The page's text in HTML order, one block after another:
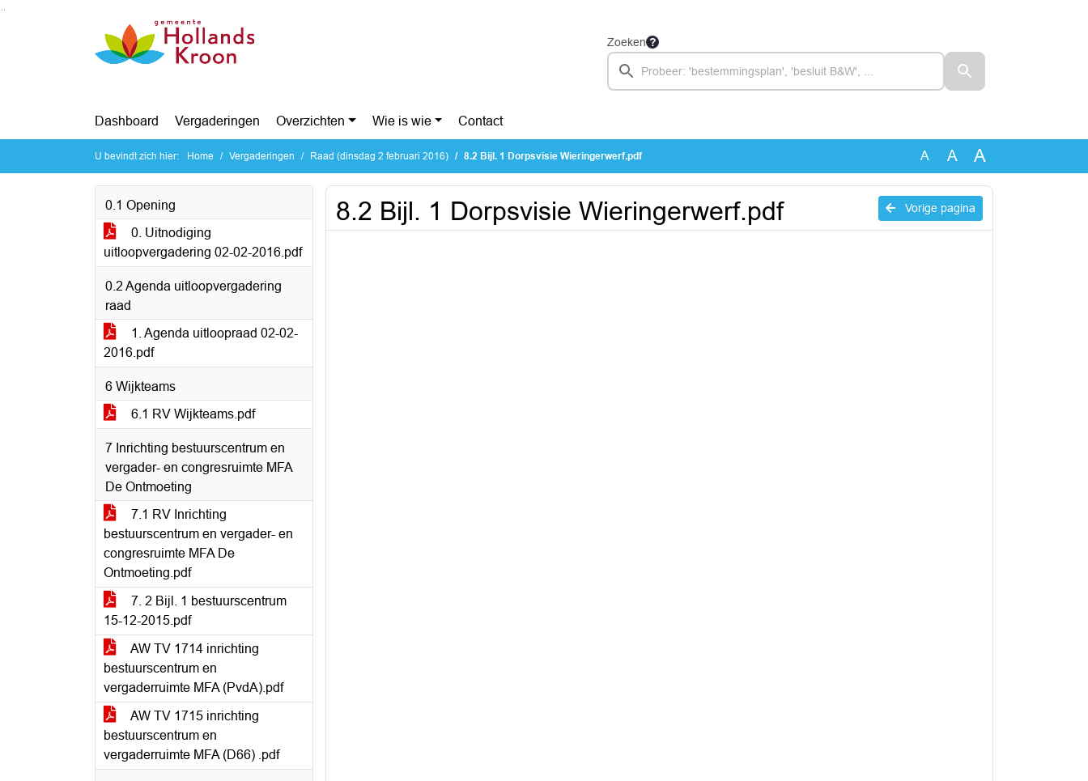
Ga naar de inhoud van deze pagina
Zoeken
Dashboard Vergaderingen Overzichten Wie is wie Contact
U bevindt zich hier: Home Vergaderingen Raad (dinsdag 2 februari 2016) 8.2 Bijl. 1 Dorpsvisie Wieringerwerf.pdf A A A
0.1 Opening
0. Uitnodiging
uitloopvergadering 02-02-2016.pdf
0.2 Agenda uitloopvergadering
raad
1. Agenda uitloopraad 02-02-
2016.pdf
6 Wijkteams
6.1 RV Wijkteams.pdf
7 Inrichting bestuurscentrum en
vergader- en congresruimte MFA
De Ontmoeting
7.1 RV Inrichting
bestuurscentrum en vergader- en
congresruimte MFA De
Ontmoeting.pdf
7. 2 Bijl. 1 bestuurscentrum
15-12-2015.pdf
AW TV 1714 inrichting
bestuurscentrum en
vergaderruimte MFA (PvdA).pdf
AW TV 1715 inrichting
bestuurscentrum en
vergaderruimte MFA (D66) .pdf
Vorige pagina
8.2 Bijl. 1 Dorpsvisie Wieringerwerf.pdf